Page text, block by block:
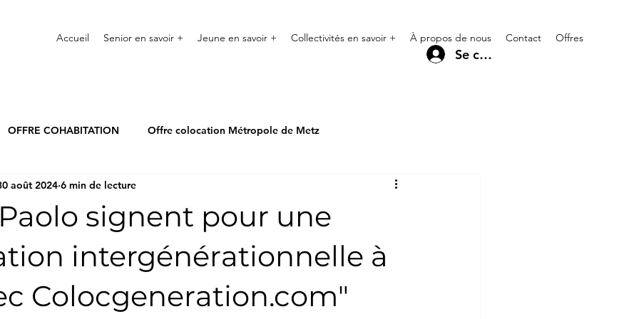
Accueil Senior en savoir + Jeune en savoir + Collectivités en savoir + À propos de nous Contact Offres
Se connecter
OFFRE COHABITATION Offre colocation Métropole de Metz
Offre cohabitation Grand Verdun
signent pour une
intergénérationnelle à
Colocgeneration.com"
août 2024 6 min de lecture